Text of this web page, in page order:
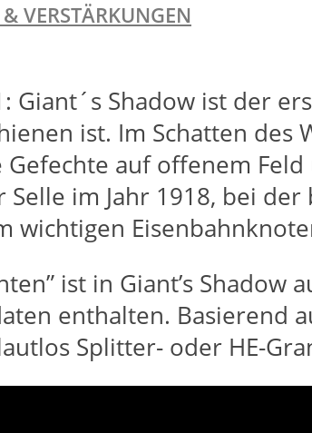
VERSTÄRKUNGEN
Giant´s Shadow ist der
ist. Im Schatten des
Gefechte auf offenem
Selle im Jahr 1918, bei
wichtigen
ist in Giant’s
enthalten. Basierend
Splitter- oder HE-